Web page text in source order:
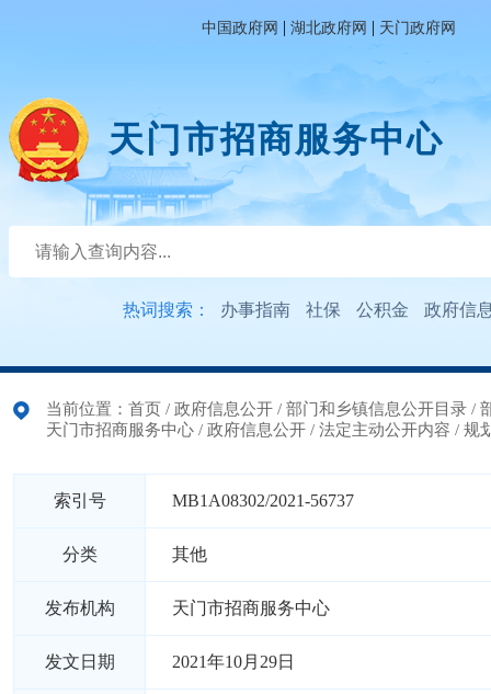
中国政府网 | 湖北政府网 | 天门政府网
天门市招商服务中心
热词搜索： 办事指南 社保 公积金 政府信
当前位置： 首页 / 政府信息公开 / 部门和乡镇信息公开目录 /
天门市招商服务中心 / 政府信息公开 / 法定主动公开内容 / 规
索引号 MB1A08302/2021-56737
分类 其他
发布机构 天门市招商服务中心
发文日期 2021年10月29日